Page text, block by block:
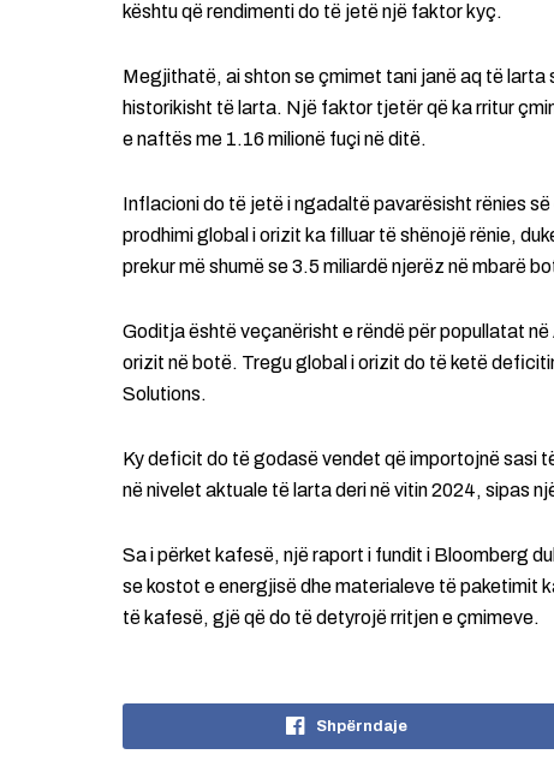
kështu që rendimenti do të jetë një faktor kyç.
Megjithatë, ai shton se çmimet tani janë aq të larta
historikisht të larta. Një faktor tjetër që ka rritur
e naftës me 1.16 milionë fuçi në ditë.
Inflacioni do të jetë i ngadaltë pavarësisht rënies
prodhimi global i orizit ka filluar të shënojë rënie,
prekur më shumë se 3.5 miliardë njerëz në mbarë
Goditja është veçanërisht e rëndë për popullatat
orizit në botë. Tregu global i orizit do të ketë
Solutions.
Ky deficit do të godasë vendet që importojnë sasi
në nivelet aktuale të larta deri në vitin 2024, sipas
Sa i përket kafesë, një raport i fundit i Bloomberg
se kostot e energjisë dhe materialeve të paketimit
të kafesë, gjë që do të detyrojë rritjen e çmimeve.
Shpërndaje